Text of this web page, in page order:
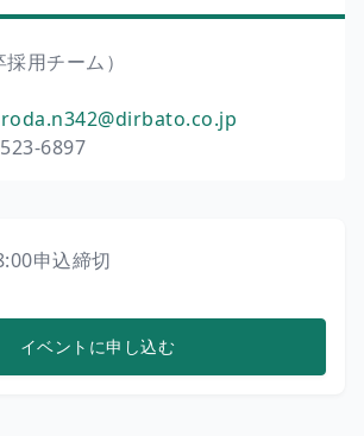
用チーム）
6897
申込締切
イベントに申し込む